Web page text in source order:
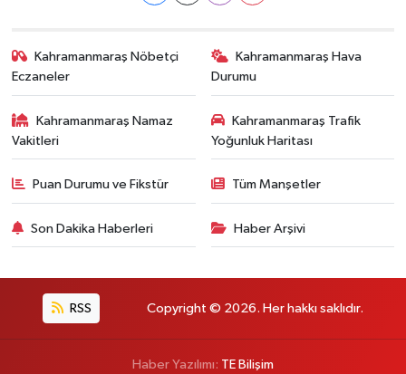
Kahramanmaraş Nöbetçi
Eczaneler
Kahramanmaraş Hava
Durumu
Kahramanmaraş Namaz
Vakitleri
Kahramanmaraş Trafik
Yoğunluk Haritası
Puan Durumu ve Fikstür Tüm Manşetler
Son Dakika Haberleri Haber Arşivi
RSS Copyright © 2026. Her hakkı saklıdır.
Haber Yazılımı: TE Bilişim